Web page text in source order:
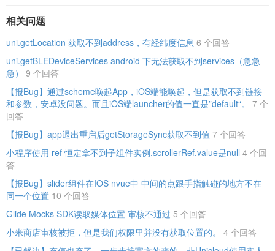
相关问题
uni.getLocation 获取不到address，有经纬度信息 6 个回答
uni.getBLEDeviceServices android 下无法获取不到services（急急
急）
9 个回答
【报Bug】通过scheme唤起App，iOS端能唤起，但是获取不到链接
和参数，安卓没问题。而且iOS端launcher的值一直是”default“。
7 个
回答
【报Bug】app退出重启后getStorageSync获取不到值 7 个回答
小程序使用 ref 恒定拿不到子组件实例,scrollerRef.value是null 4 个回
答
【报Bug】slider组件在IOS nvue中 中间的点跟手指触碰的地方不在
同一个位置 10 个回答
Glide Mocks SDK读取媒体位置 审核不通过 5 个回答
小米商店审核被拒，但是我们权限里并没有获取位置的。
4 个回答